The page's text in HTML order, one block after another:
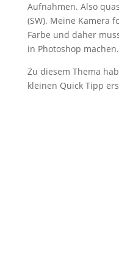
Aufnahmen. Also
(SW). Meine Kamera
Farbe und daher
in Photoshop machen.
Zu diesem Thema
kleinen Quick Tipp